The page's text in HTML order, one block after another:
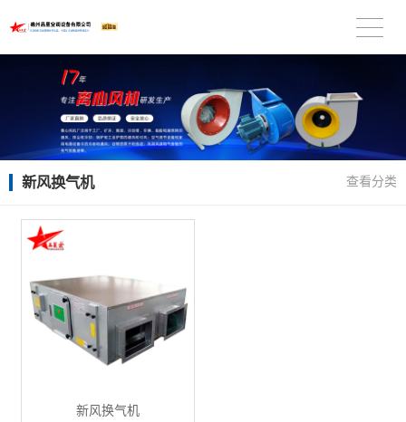
新风换气机 查看分类
新风换气机